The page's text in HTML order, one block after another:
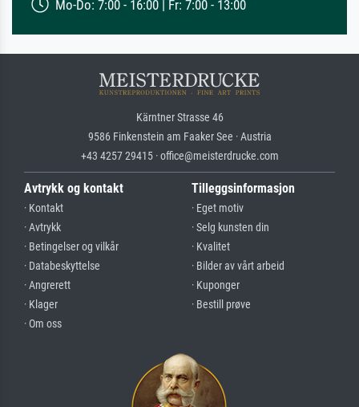
Mo-Do: 7:00 - 16:00 | Fr: 7:00 - 13:00
Kärntner Strasse 46
9586 Finkenstein am Faaker See · Austria
+43 4257 29415 · office@meisterdrucke.com
Avtrykk og kontakt
· Kontakt
· Avtrykk
· Betingelser og vilkår
· Databeskyttelse
· Angrerett
· Klager
· Om oss
Tilleggsinformasjon
· Eget motiv
· Selg kunsten din
· Kvalitet
· Bilder av vårt arbeid
· Kuponger
· Bestill prøve